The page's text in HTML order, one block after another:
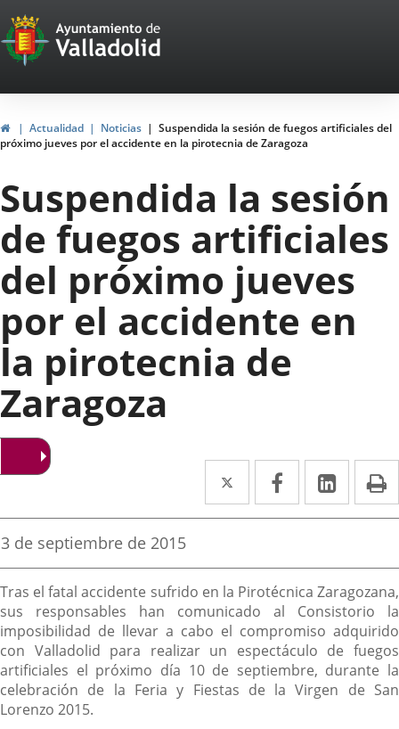
Portal
Web
del
Ayuntamiento
de
Valladolid
HomeActualidad Noticias
Suspendida la sesión de fuegos artificiales del
próximo jueves por el accidente en la pirotecnia de Zaragoza
Suspendida la sesión
de fuegos artificiales
del próximo jueves
por el accidente en
la pirotecnia de
Zaragoza
Twitter
Enlace
a
aplicación
externa.
Facebook
Enlace
a
aplicación
externa.
Enlace
a
Fecha
la
noticia
3 de septiembre de 2015
Descripción
Tras el fatal accidente sufrido en la Pirotécnica Zaragozana,
sus responsables han comunicado al Consistorio la
imposibilidad de llevar a cabo el compromiso adquirido
con Valladolid para realizar un espectáculo de fuegos
artificiales el próximo día 10 de septiembre, durante la
celebración de la Feria y Fiestas de la Virgen de San
Lorenzo 2015.